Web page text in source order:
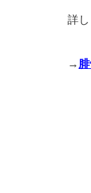
詳
→